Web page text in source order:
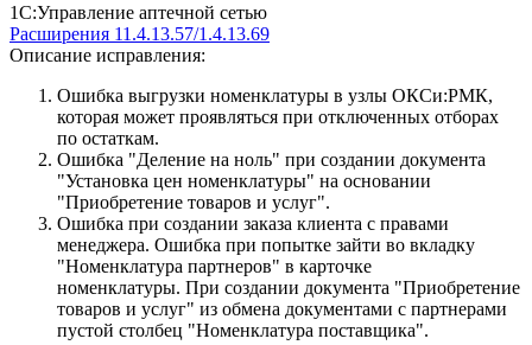
1С:Управление аптечной сетью
Расширения 11.4.13.57/1.4.13.69
Описание исправления:
Ошибка выгрузки номенклатуры в узлы ОКСи:РМК,
которая может проявляться при отключенных отборах
по остаткам.
Ошибка "Деление на ноль" при создании документа
"Установка цен номенклатуры" на основании
"Приобретение товаров и услуг".
Ошибка при создании заказа клиента с правами
менеджера. Ошибка при попытке зайти во вкладку
"Номенклатура партнеров" в карточке
номенклатуры. При создании документа "Приобретение
товаров и услуг" из обмена документами с партнерами
пустой столбец "Номенклатура поставщика".